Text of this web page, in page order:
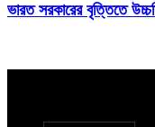
ভারত সরকারের বৃত্তিতে